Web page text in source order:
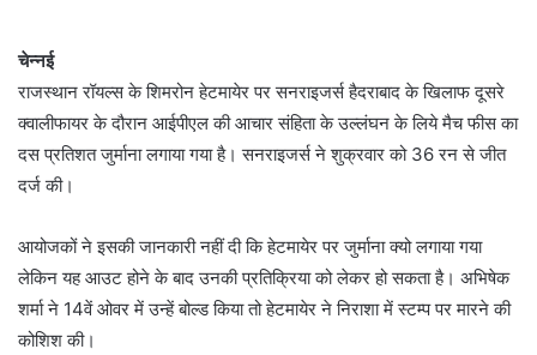
चेन्नई
राजस्थान रॉयल्स के शिमरोन हेटमायेर पर सनराइजर्स हैदराबाद के खिलाफ दूसरे
क्वालीफायर के दौरान आईपीएल की आचार संहिता के उल्लंघन के लिये मैच फीस का
दस प्रतिशत जुर्माना लगाया गया है। सनराइजर्स ने शुक्रवार को 36 रन से जीत
दर्ज की।
आयोजकों ने इसकी जानकारी नहीं दी कि हेटमायेर पर जुर्माना क्यो लगाया गया
लेकिन यह आउट होने के बाद उनकी प्रतिक्रिया को लेकर हो सकता है। अभिषेक
शर्मा ने 14वें ओवर में उन्हें बोल्ड किया तो हेटमायेर ने निराशा में स्टम्प पर मारने की
कोशिश की।